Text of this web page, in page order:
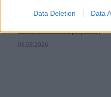
Data Deletion Data
Zendaya – Tom
party στην αγγλική
Όλες οι λεπτομέρειες
08.08.2026